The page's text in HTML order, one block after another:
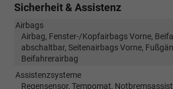
Sicherheit & Assistenz
Airbags
Airbag, Fenster-/Kopfairbags Vorne,
abschaltbar, Seitenairbags Vorne,
Beifahrerairbag
Assistenzsysteme
Regensensor, Tempomat,